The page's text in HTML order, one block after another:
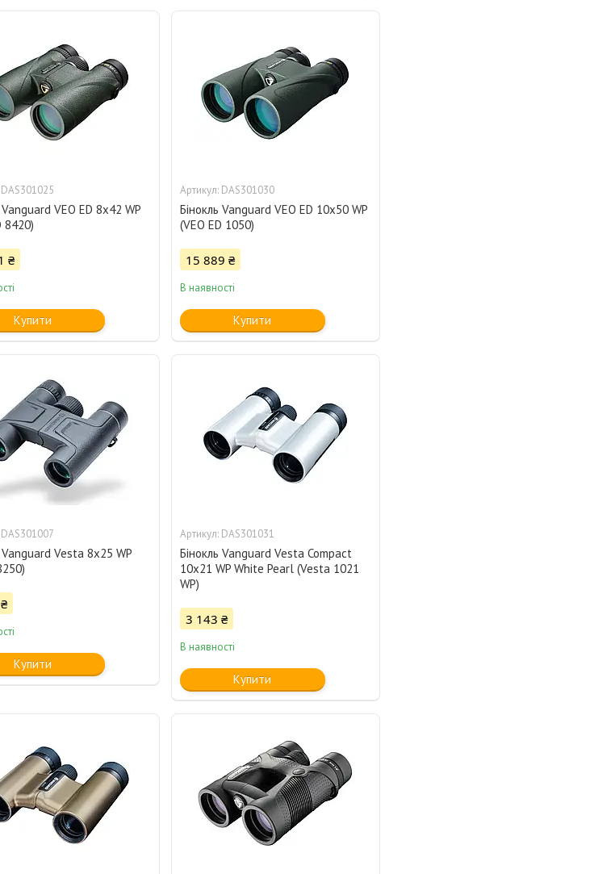
DAS301025
Vanguard VEO ED 8x42 WP
8420)
₴
Купити
DAS301030
Бінокль Vanguard VEO ED 10x50 WP
(VEO ED 1050)
15 889 ₴
В наявності
Купити
DAS301007
Vanguard Vesta 8x25 WP
Купити
DAS301031
Бінокль Vanguard Vesta Compact
10x21 WP White Pearl (Vesta 1021
WP)
3 143 ₴
В наявності
Купити